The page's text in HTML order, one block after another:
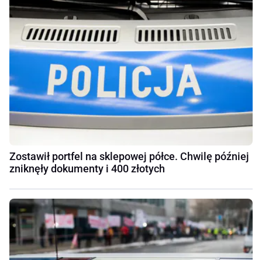
Zostawił portfel na sklepowej półce. Chwilę później
zniknęły dokumenty i 400 złotych